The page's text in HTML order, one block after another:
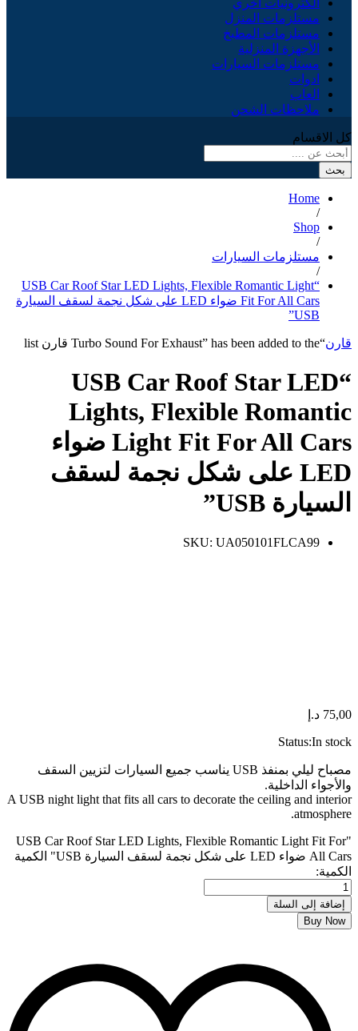
الكترونيات اخري
مستلزمات المنزل
مستلزمات المطبخ
الأجهزة المنزلية
مستلزمات السيارات
ادوات
العاب
ملاحظات الشحن
كل الاقسام
بحث
Home
/
Shop
/
مستلزمات السيارات
/
“USB Car Roof Star LED Lights, Flexible Romantic Light
Fit For All Cars ضواء LED على شكل نجمة لسقف السيارة
USB”
قارن“Turbo Sound For Exhaust” has been added to the قارن list
“USB Car Roof Star LED
Lights, Flexible Romantic
Light Fit For All Cars ضواء
LED على شكل نجمة لسقف
السيارة USB”
SKU: UA050101FLCA99
75,00 د.إ
Status:In stock
مصباح ليلي بمنفذ USB يناسب جميع السيارات لتزيين السقف
والأجواء الداخلية.
A USB night light that fits all cars to decorate the ceiling and interior
atmosphere.
"USB Car Roof Star LED Lights, Flexible Romantic Light Fit For
All Cars ضواء LED على شكل نجمة لسقف السيارة USB" الكمية
الكمية:
إضافة إلى السلة
Buy Now